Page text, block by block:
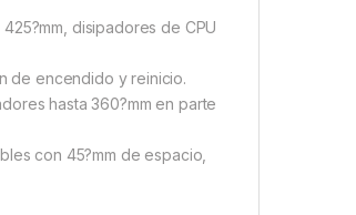
disipadores de CPU
de encendido y reinicio.
hasta 360?mm en parte
con 45?mm de espacio,